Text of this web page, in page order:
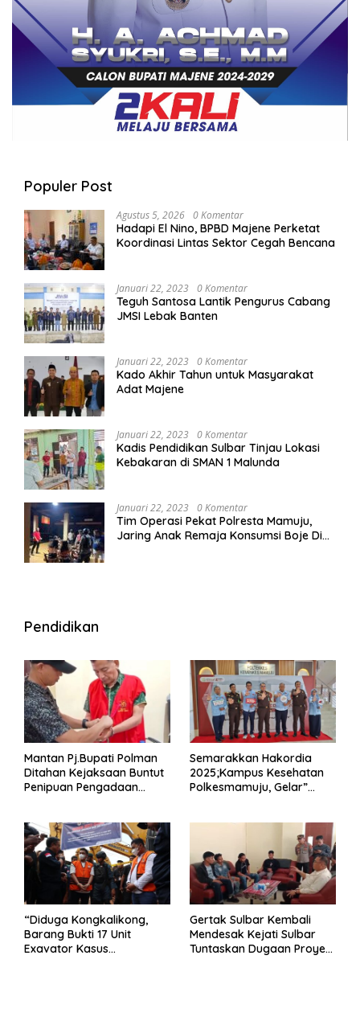
Populer Post
Agustus 5, 2026 0 Komentar
Hadapi El Nino, BPBD Majene Perketat
Koordinasi Lintas Sektor Cegah Bencana
Januari 22, 2023 0 Komentar
Teguh Santosa Lantik Pengurus Cabang
JMSI Lebak Banten
Januari 22, 2023 0 Komentar
Kado Akhir Tahun untuk Masyarakat
Adat Majene
Januari 22, 2023 0 Komentar
Kadis Pendidikan Sulbar Tinjau Lokasi
Kebakaran di SMAN 1 Malunda
Januari 22, 2023 0 Komentar
Tim Operasi Pekat Polresta Mamuju,
Jaring Anak Remaja Konsumsi Boje Di
Pendidikan
Mantan Pj.Bupati Polman
Ditahan Kejaksaan Buntut
Penipuan Pengadaan
Semarakkan Hakordia
2025;Kampus Kesehatan
Polkesmamuju, Gelar”
“Diduga Kongkalikong,
Barang Bukti 17 Unit
Exavator Kasus
Gertak Sulbar Kembali
Mendesak Kejati Sulbar
Tuntaskan Dugaan Proyek